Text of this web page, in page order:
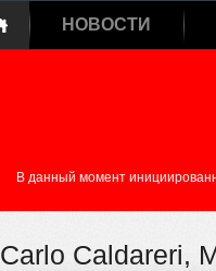
НОВОСТИ
В данный момент
Carlo Caldareri,